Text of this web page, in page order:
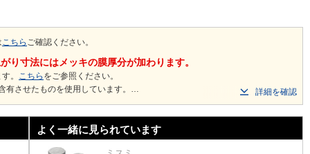
こちら ご確認ください。
り寸法にはメッキの膜厚分が加わります。
。 こちら をご参照ください。
させたものを使用しています。
詳細を確認
よく一緒に見られています